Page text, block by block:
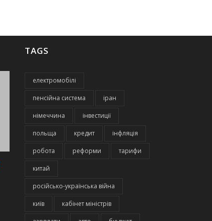
TAGS
електромобілі
пенсійна система іран
німеччина інвестиції
польща кредит інфляція
робота реформи тарифи
китай
російсько-українська війна
київ кабінет міністрів